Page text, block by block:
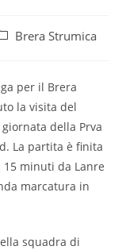
Brera Strumica
per il Brera
la visita del
della Prva
La partita è finita
15 minuti da Lanre
marcatura in
squadra di